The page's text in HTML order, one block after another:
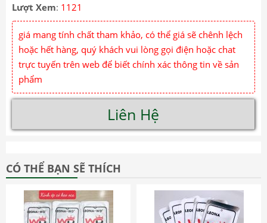
Lượt Xem: 1121
giá mang tính chất tham khảo, có thể giá sẽ chênh lệch
hoặc hết hàng, quý khách vui lòng gọi điện hoặc chat
trực tuyến trên web để biết chính xác thông tin về sản
phẩm
Liên Hệ
CÓ THỂ BẠN SẼ THÍCH